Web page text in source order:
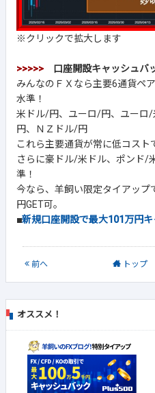
※クリックで拡大します
>>>>> 口座開設キャッシュバ
みんなのＦＸなら主要6通貨ペ
水準！
米ドル/円、ユーロ/円、ユーロ
円、ＮＺドル/円
これら主要通貨が常に低コスト
さらに豪ドル/米ドル、ポンド/
準！
今なら、羊飼い限定タイアップ
円GET可。
■新規口座開設で最大101万円
前へ トップ
オススメ！